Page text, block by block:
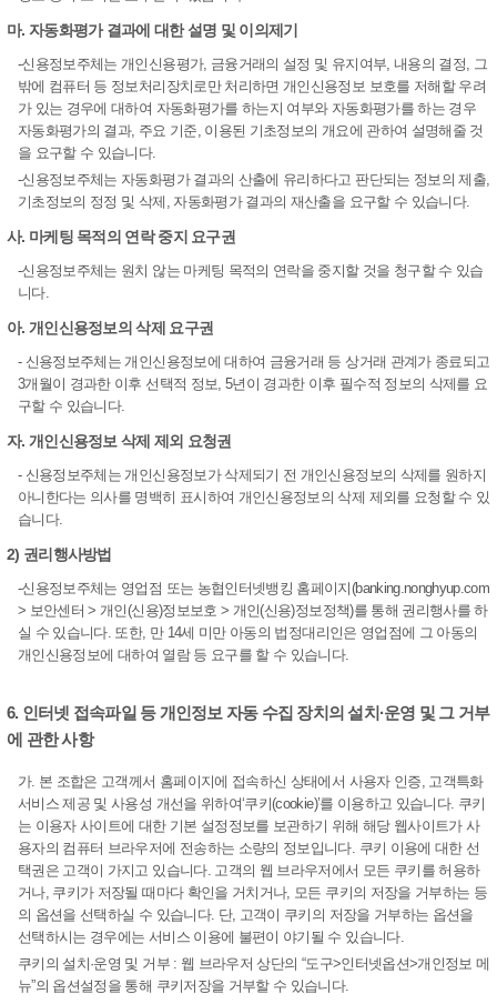
마. 자동화평가 결과에 대한 설명 및 이의제기
-신용정보주체는 개인신용평가, 금융거래의 설정 및 유지여부, 내용의 결정, 그
밖에 컴퓨터 등 정보처리장치로만 처리하면 개인신용정보 보호를 저해할 우려
가 있는 경우에 대하여 자동화평가를 하는지 여부와 자동화평가를 하는 경우
자동화평가의 결과, 주요 기준, 이용된 기초정보의 개요에 관하여 설명해줄 것
을 요구할 수 있습니다.
-신용정보주체는 자동화평가 결과의 산출에 유리하다고 판단되는 정보의 제출,
기초정보의 정정 및 삭제, 자동화평가 결과의 재산출을 요구할 수 있습니다.
사. 마케팅 목적의 연락 중지 요구권
-신용정보주체는 원치 않는 마케팅 목적의 연락을 중지할 것을 청구할 수 있습
니다.
아. 개인신용정보의 삭제 요구권
- 신용정보주체는 개인신용정보에 대하여 금융거래 등 상거래 관계가 종료되고
3개월이 경과한 이후 선택적 정보, 5년이 경과한 이후 필수적 정보의 삭제를 요
구할 수 있습니다.
자. 개인신용정보 삭제 제외 요청권
- 신용정보주체는 개인신용정보가 삭제되기 전 개인신용정보의 삭제를 원하지
아니한다는 의사를 명백히 표시하여 개인신용정보의 삭제 제외를 요청할 수 있
습니다.
2) 권리행사방법
-신용정보주체는 영업점 또는 농협인터넷뱅킹 홈페이지(banking.nonghyup.com
> 보안센터 > 개인(신용)정보보호 > 개인(신용)정보정책)를 통해 권리행사를 하
실 수 있습니다. 또한, 만 14세 미만 아동의 법정대리인은 영업점에 그 아동의
개인신용정보에 대하여 열람 등 요구를 할 수 있습니다.
6. 인터넷 접속파일 등 개인정보 자동 수집 장치의 설치·운영 및 그 거부
에 관한 사항
가. 본 조합은 고객께서 홈페이지에 접속하신 상태에서 사용자 인증, 고객특화
서비스 제공 및 사용성 개선을 위하여‘쿠키(cookie)’를 이용하고 있습니다. 쿠키
는 이용자 사이트에 대한 기본 설정정보를 보관하기 위해 해당 웹사이트가 사
용자의 컴퓨터 브라우저에 전송하는 소량의 정보입니다. 쿠키 이용에 대한 선
택권은 고객이 가지고 있습니다. 고객의 웹 브라우저에서 모든 쿠키를 허용하
거나, 쿠키가 저장될 때마다 확인을 거치거나, 모든 쿠키의 저장을 거부하는 등
의 옵션을 선택하실 수 있습니다. 단, 고객이 쿠키의 저장을 거부하는 옵션을
선택하시는 경우에는 서비스 이용에 불편이 야기될 수 있습니다.
쿠키의 설치·운영 및 거부 : 웹 브라우저 상단의 “도구>인터넷옵션>개인정보 메
뉴”의 옵션설정을 통해 쿠키저장을 거부할 수 있습니다.